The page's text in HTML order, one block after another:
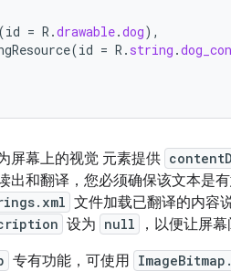
(id = R .drawable.dog),
(id = R . string .
屏幕上的视觉 元素提供
出和翻译，您必须确保该文本是
文件加载已翻译的内容
设为 null
，以便让屏
专有功能，可使用